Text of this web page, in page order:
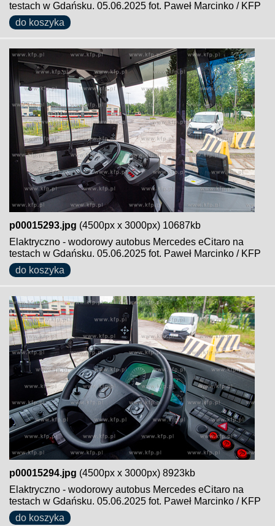
testach w Gdańsku. 05.06.2025 fot. Paweł Marcinko / KFP
do koszyka
p00015293.jpg (4500px x 3000px) 10687kb
Elaktryczno - wodorowy autobus Mercedes eCitaro na
testach w Gdańsku. 05.06.2025 fot. Paweł Marcinko / KFP
do koszyka
p00015294.jpg (4500px x 3000px) 8923kb
Elaktryczno - wodorowy autobus Mercedes eCitaro na
testach w Gdańsku. 05.06.2025 fot. Paweł Marcinko / KFP
do koszyka